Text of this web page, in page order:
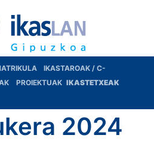
IKASTAROAK / C-
PROIEKTUAK IKASTETXEAK
2024